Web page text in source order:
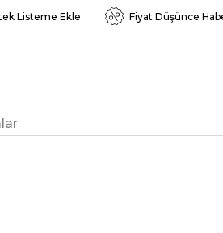
Listeme Ekle Fiyat Düşünce